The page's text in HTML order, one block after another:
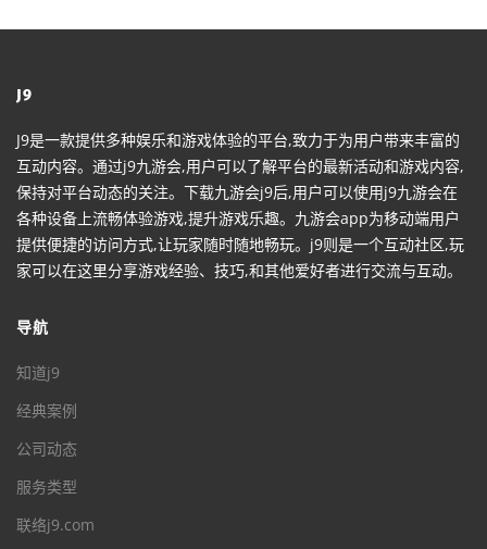
J9
J9是一款提供多种娱乐和游戏体验的平台,致力于为用户带来丰富的
互动内容。通过j9九游会,用户可以了解平台的最新活动和游戏内容,
保持对平台动态的关注。下载九游会j9后,用户可以使用j9九游会在
各种设备上流畅体验游戏,提升游戏乐趣。九游会app为移动端用户
提供便捷的访问方式,让玩家随时随地畅玩。j9则是一个互动社区,玩
家可以在这里分享游戏经验、技巧,和其他爱好者进行交流与互动。
导航
知道j9
经典案例
公司动态
服务类型
联络j9.com